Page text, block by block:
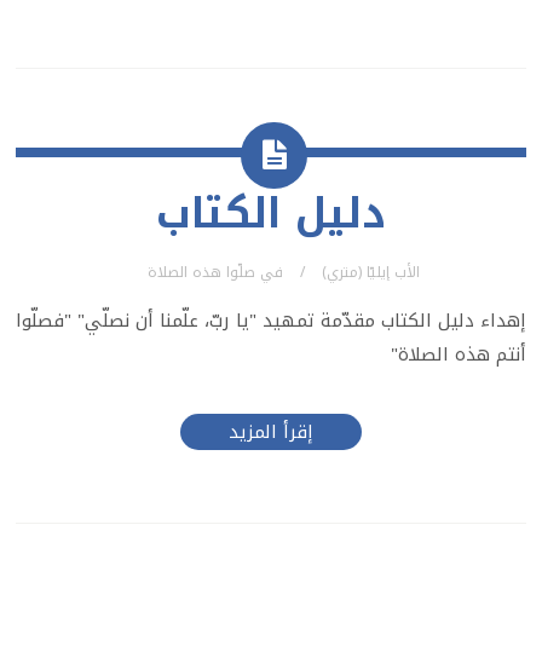
دليل الكتاب
الأب إيليّا (متري) في صلّوا هذه الصلاة
إهداء دليل الكتاب مقدّمة تمهيد "يا ربّ، علّمنا أن نصلّي" "فصلّوا
أنتم هذه الصلاة"
إقرأ المزيد